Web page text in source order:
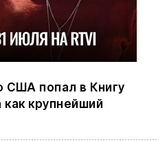
попал в Книгу
крупнейший